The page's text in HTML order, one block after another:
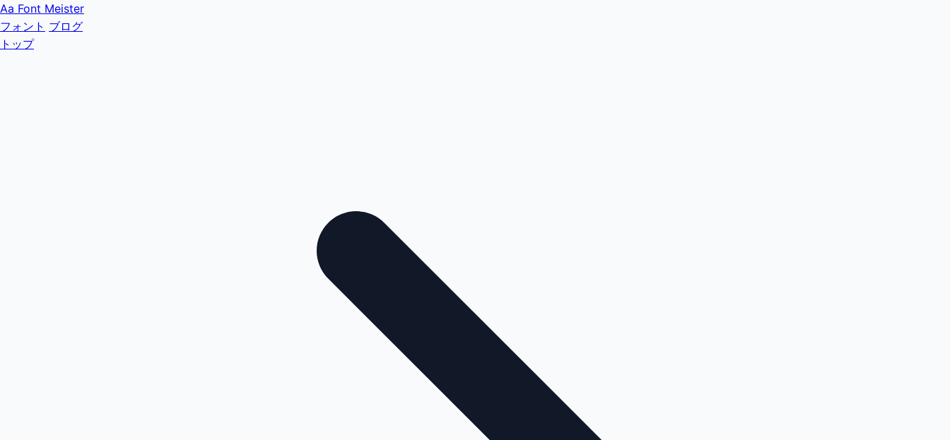
Aa Font Meister
フォント ブログ
トップ